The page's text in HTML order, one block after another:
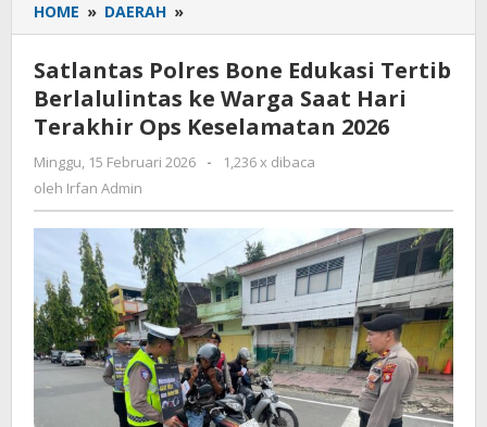
HOME » DAERAH »
Polres
Edukasi
Tertib
Berlalulintas
Warga
Hari
Terakhir
Keselamatan
2026
Satlantas Polres Bone Edukasi Tertib
Berlalulintas ke Warga Saat Hari
Terakhir Ops Keselamatan 2026
Minggu, 15 Februari 2026
oleh
-
1,236 x dibaca
oleh Irfan Admin